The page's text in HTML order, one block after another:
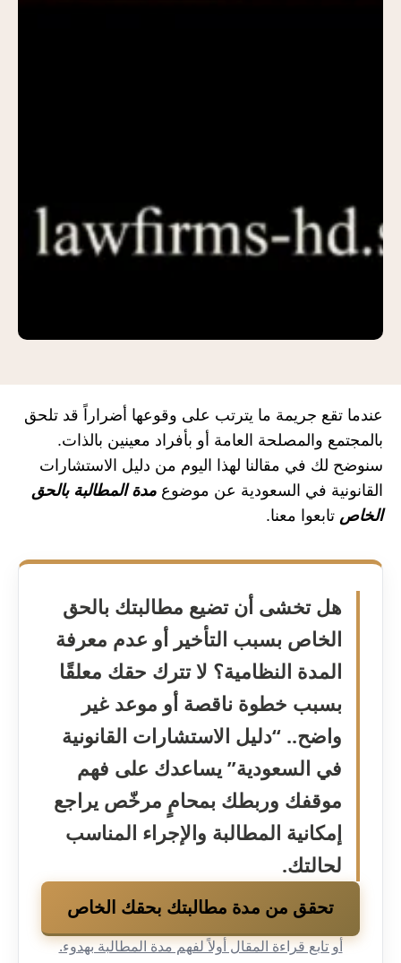
عندما تقع جريمة ما يترتب على وقوعها أضراراً قد تلحق
بالمجتمع والمصلحة العامة أو بأفراد معينين بالذات.
سنوضح لك في مقالنا لهذا اليوم من دليل الاستشارات
القانونية في السعودية عن موضوع مدة المطالبة بالحق
الخاص تابعوا معنا.
هل تخشى أن تضيع مطالبتك بالحق
الخاص بسبب التأخير أو عدم معرفة
المدة النظامية؟ لا تترك حقك معلقًا
بسبب خطوة ناقصة أو موعد غير
واضح.. “دليل الاستشارات القانونية
في السعودية” يساعدك على فهم
موقفك وربطك بمحامٍ مرخّص يراجع
إمكانية المطالبة والإجراء المناسب
لحالتك.
تحقق من مدة مطالبتك بحقك الخاص
أو تابع قراءة المقال أولاً لفهم مدة المطالبة بهدوء.